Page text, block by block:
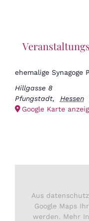
ehemalige Synagoge
Hillgasse 8
Pfungstadt, Hessen
Google Karte
Aus
Google Maps
werden. Mehr